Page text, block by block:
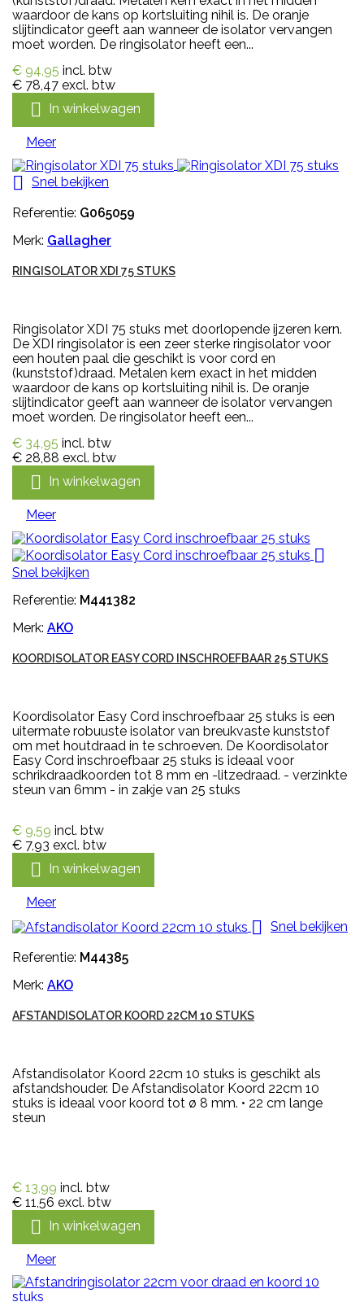
waardoor de kans op kortsluiting nihil is. De oranje
slijtindicator geeft aan wanneer de isolator vervangen
moet worden. De ringisolator heeft een...
€ 94,95 incl. btw
€ 78,47 excl. btw
 In winkelwagen
Meer
 Snel bekijken
Referentie: G065059
Merk: Gallagher
RINGISOLATOR XDI 75 STUKS
Ringisolator XDI 75 stuks met doorlopende ijzeren kern.
De XDI ringisolator is een zeer sterke ringisolator voor
een houten paal die geschikt is voor cord en
(kunststof)draad. Metalen kern exact in het midden
waardoor de kans op kortsluiting nihil is. De oranje
slijtindicator geeft aan wanneer de isolator vervangen
moet worden. De ringisolator heeft een...
€ 34,95 incl. btw
€ 28,88 excl. btw
 In winkelwagen
Meer

Snel bekijken
Referentie: M441382
Merk: AKO
KOORDISOLATOR EASY CORD INSCHROEFBAAR 25 STUKS
Koordisolator Easy Cord inschroefbaar 25 stuks is een
uitermate robuuste isolator van breukvaste kunststof
om met houtdraad in te schroeven. De Koordisolator
Easy Cord inschroefbaar 25 stuks is ideaal voor
schrikdraadkoorden tot 8 mm en -litzedraad. - verzinkte
steun van 6mm - in zakje van 25 stuks
€ 9,59 incl. btw
€ 7,93 excl. btw
 In winkelwagen
Meer
 Snel bekijken
Referentie: M44385
Merk: AKO
AFSTANDISOLATOR KOORD 22CM 10 STUKS
Afstandisolator Koord 22cm 10 stuks is geschikt als
afstandshouder. De Afstandisolator Koord 22cm 10
stuks is ideaal voor koord tot ø 8 mm. • 22 cm lange
steun
€ 13,99 incl. btw
€ 11,56 excl. btw
 In winkelwagen
Meer